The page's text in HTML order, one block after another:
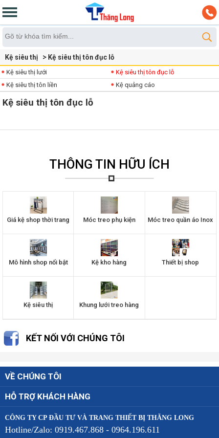
Kệ siêu thị Kệ siêu thị tôn đục lỗ
Kệ siêu thị lưới
Kệ siêu thị tôn đục lỗ
Kệ siêu thị tôn liền
Kệ quảng cáo
Kệ siêu thị tôn đục lỗ
THÔNG TIN HỮU ÍCH
Giá kệ shop thời trang Móc treo phụ kiện Móc treo quần áo Inox
Mô hình shop nổi bật Kệ kho hàng Thiết bị shop
Kệ siêu thị Khung lưới treo hàng
KẾT NỐI VỚI CHÚNG TÔI
VỀ CHÚNG TÔI
HỖ TRỢ KHÁCH HÀNG
CÔNG TY CP ĐẦU TƯ VÀ TRANG THIẾT BỊ THĂNG LONG
Hotline/Zalo: 0919.467.868 - 0964.196.611